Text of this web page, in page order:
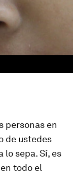
personas en
de ustedes
lo sepa. Sí, es
todo el